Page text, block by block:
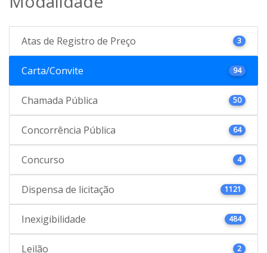
Atas de Registro de Preço 3
Carta/Convite 94
Chamada Pública 50
Concorrência Pública 64
Concurso 4
Dispensa de licitação 1121
Inexigibilidade 484
Leilão 2